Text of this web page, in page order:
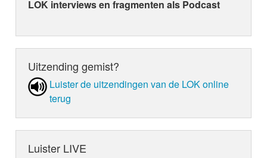
LOK interviews en fragmenten als Podcast
Uitzending gemist?
Luister de uit­zen­din­gen van de LOK online
terug
Luister LIVE